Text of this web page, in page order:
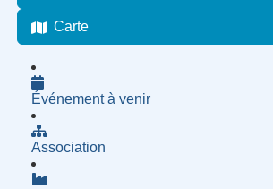
Carte
Événement à venir
Association